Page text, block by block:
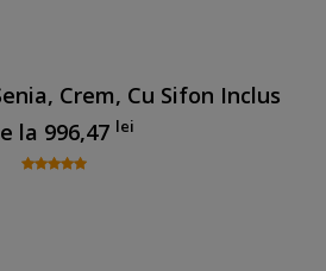
Crem, Cu Sifon Inclus
la 996,47 lei